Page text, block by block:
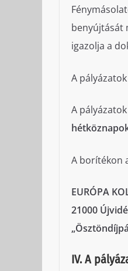
benyújtását
igazolja a
A
A
A borítékon
EURÓPA
21000
IV. A